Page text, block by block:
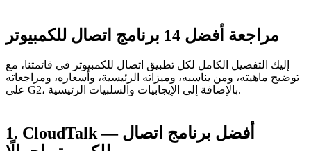
مراجعة أفضل 14 برنامج اتصال للكمبيوتر
إليك التفصيل الكامل لكل تطبيق اتصال للكمبيوتر في قائمتنا، مع
توضيح ماهيته، ومن يناسبه، وميزاته الرئيسية، وأسعاره، ومراجعاته
على G2، بالإضافة إلى الإيجابيات والسلبيات الرئيسية.
1. CloudTalk — أفضل برنامج اتصال